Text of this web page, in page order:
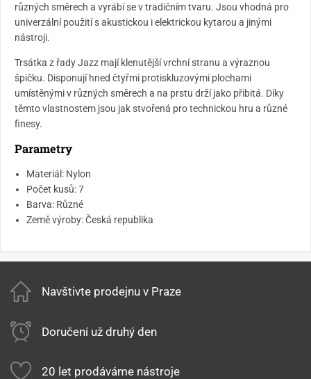
různých směrech a vyrábí se v tradičním tvaru. Jsou vhodná pro
univerzální použití s akustickou i elektrickou kytarou a jinými
nástroji.
Trsátka z řady Jazz mají klenutější vrchní stranu a výraznou
špičku. Disponují hned čtyřmi protiskluzovými plochami
umístěnými v různých směrech a na prstu drží jako přibitá. Díky
těmto vlastnostem jsou jak stvořená pro technickou hru a různé
finesy.
Parametry
Materiál: Nylon
Počet kusů: 7
Barva: Různé
Země výroby: Česká republika
Navštivte prodejnu v Praze
Doručení už druhý den
20 let prodáváme nástroje